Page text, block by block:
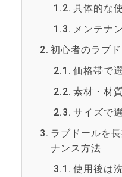
具体的な
メンテナ
初心者のラブ
価格帯で
素材・材
サイズで
ラブドールを
ナンス方法
使用後は